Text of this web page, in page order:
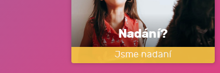
Nadání?
Jsme nadaní